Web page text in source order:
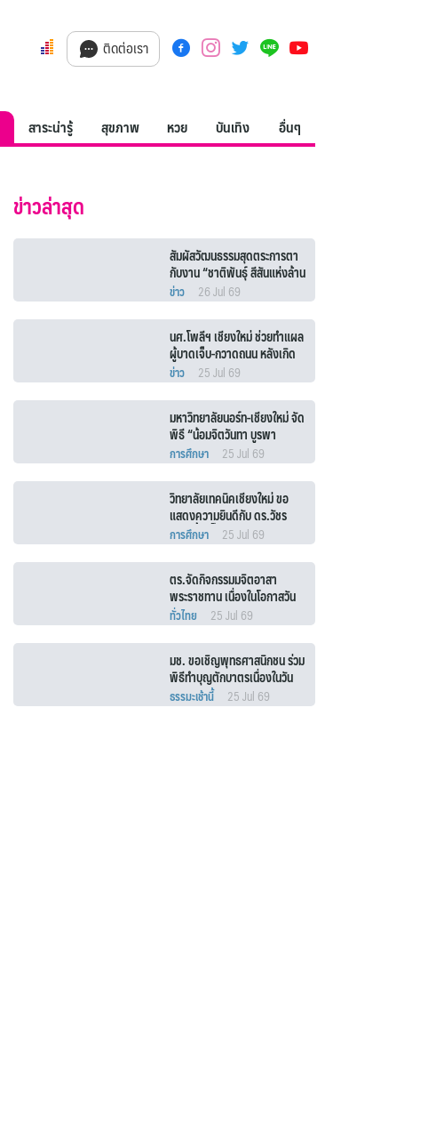
ติดต่อเรา
สาระน่ารู้ สุขภาพ หวย บันเทิง อื่นๆ
ข่าวล่าสุด
สัมผัสวัฒนธรรมสุดตระการตา
กับงาน “ชาติพันธุ์ สีสันแห่งล้าน
นา 2026”
ข่าว 26 Jul 69
นศ.โพลีฯ เชียงใหม่ ช่วยทำแผล
ผู้บาดเจ็บ-กวาดถนน หลังเกิด
เหตุรถชนยับริมถนนสมโภช 700
ปี
ข่าว 25 Jul 69
มหาวิทยาลัยนอร์ท-เชียงใหม่ จัด
พิธี “น้อมจิตวันทา บูรพา
คณาจารย์” ประจำปีการศึกษา
2569
การศึกษา 25 Jul 69
วิทยาลัยเทคนิคเชียงใหม่ ขอ
แสดงความยินดีกับ ดร.วัชร
พงศ์ ฝั้นติ๊บ และ นายอภินันท์ ปัน
บัว
การศึกษา 25 Jul 69
ตร.จัดกิจกรรมมจิตอาสา
พระราชทาน เนื่องในโอกาสวัน
เฉลิมพระชนมพรรษา 28
กรกฎาคม 2569
ทั่วไทย 25 Jul 69
มช. ขอเชิญพุทธศาสนิกชน ร่วม
พิธีทำบุญตักบาตรเนื่องในวัน
อาสาฬหบูชา และถวายเทียน
พรรษา
ธรรมะเช้านี้ 25 Jul 69